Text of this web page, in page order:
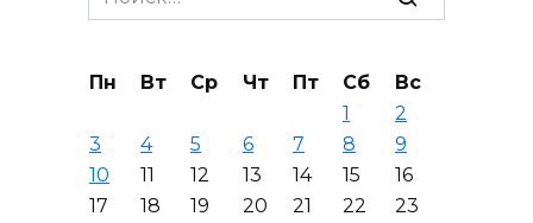
for:
Пн Вт Ср Чт Пт Сб
Вс
1
2
3
4 5 6 7 8
9
10
11 12 13 14 15
16
17
18 19 20 21 22
23